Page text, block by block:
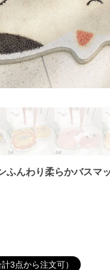
ふんわり柔らかバスマ
3点から注文可）